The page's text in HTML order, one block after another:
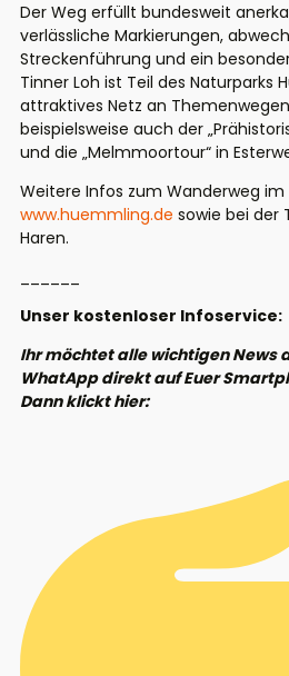
Der Weg erfüllt bundesweit
verlässliche Markierungen,
Streckenführung und ein
Tinner Loh ist Teil des Naturparks
attraktives Netz an
beispielsweise auch der
und die „Melmmoortour“ in
Weitere Infos zum Wanderweg
www.huemmling.de sowie bei der
Haren.
Unser kostenloser Infoservice:
Ihr möchtet alle wichtigen News
WhatApp direkt auf Euer
Dann klickt hier: